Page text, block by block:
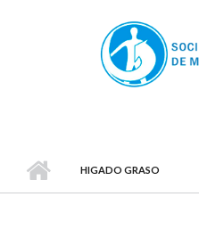
HIGADO GRASO